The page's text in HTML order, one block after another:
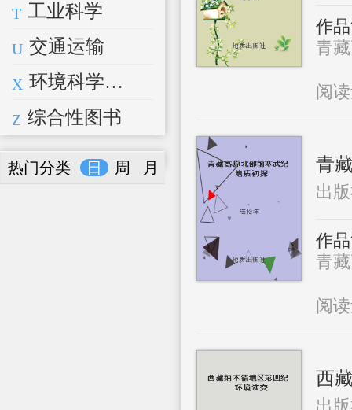
T 工业科学
U 交通运输
X 环境科学、安全科学
Z 综合性图书
热门分类 日 周 月
作
青
阅
青
出
作
青
阅
西
出